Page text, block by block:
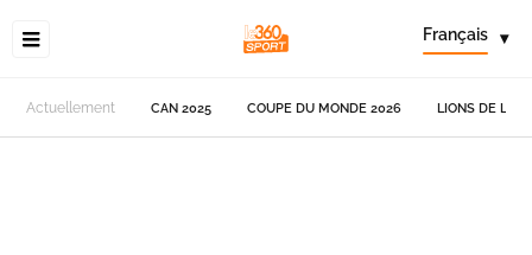
Français ▾
Actuellement CAN 2025 COUPE DU MONDE 2026 LIONS DE